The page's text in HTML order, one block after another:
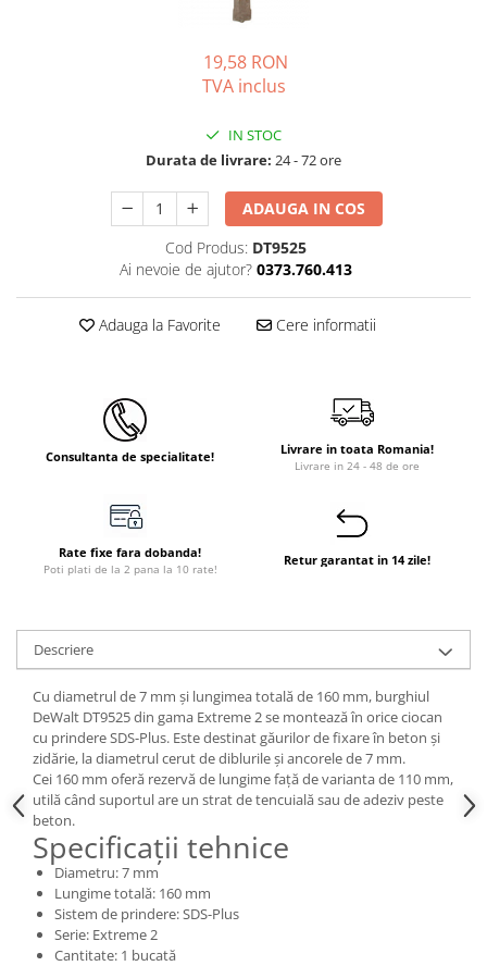
19,58 RON
TVA inclus
IN STOC
Durata de livrare: 24 - 72 ore
ADAUGA IN COS
Cod Produs: DT9525
Ai nevoie de ajutor? 0373.760.413
Adauga la Favorite Cere informatii
Consultanta de specialitate! Livrare in toata Romania!
Livrare in 24 - 48 de ore
Rate fixe fara dobanda!
Poti plati de la 2 pana la 10 rate!
Retur garantat in 14 zile!
Descriere
Cu diametrul de 7 mm și lungimea totală de 160 mm, burghiul
DeWalt DT9525 din gama Extreme 2 se montează în orice ciocan
cu prindere SDS-Plus. Este destinat găurilor de fixare în beton și
zidărie, la diametrul cerut de diblurile și ancorele de 7 mm.
Cei 160 mm oferă rezervă de lungime față de varianta de 110 mm,
utilă când suportul are un strat de tencuială sau de adeziv peste
beton.
Specificații tehnice
Diametru: 7 mm
Lungime totală: 160 mm
Sistem de prindere: SDS-Plus
Serie: Extreme 2
Cantitate: 1 bucată